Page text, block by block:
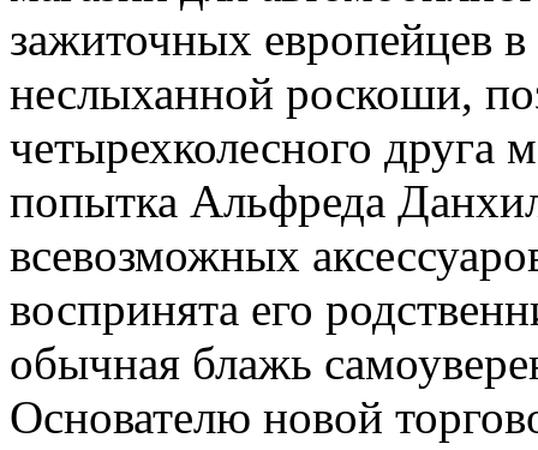
зажиточных европейцев
неслыханной роскоши,
четырехколесного друга
попытка Альфреда
всевозможных
воспринята его
обычная блажь
Основателю новой